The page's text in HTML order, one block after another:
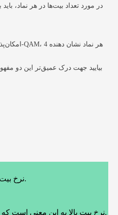
در مورد تعداد بیت‌ها در هر نماد،
بیایید جهت درک عمیق‌تر این دو
نرخ بیت به کل بیت‌های منتقل شده در یک واحد زمان اشاره دارد.
نرخ بیت بالا به این معنی است که سیستم می‌تواند آن اطلاعات را به سرعت پردازش نماید.